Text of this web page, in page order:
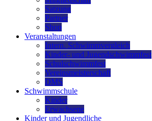
Satzung
Partner
Shop
Veranstaltungen
Intern. Schwimmvergleich
Kinder- und Jugendschwimmfest
Schulschwimmfest
Vereinsmeisterschaft
DMS
Schwimmschule
Kinder
Erwachsene
Kinder und Jugendliche